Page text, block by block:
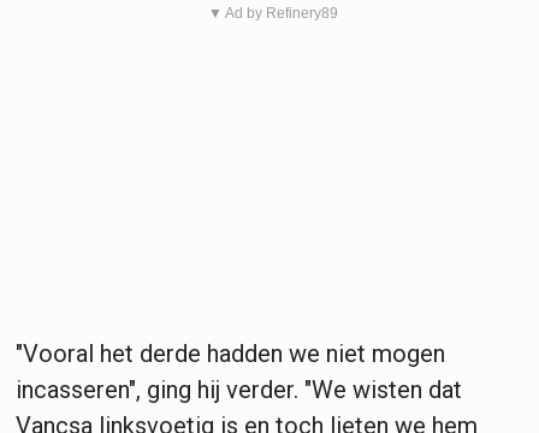
▼ Ad by Refinery89
"Vooral het derde hadden we niet mogen
incasseren", ging hij verder. "We wisten dat
Vancsa linksvoetig is en toch lieten we hem